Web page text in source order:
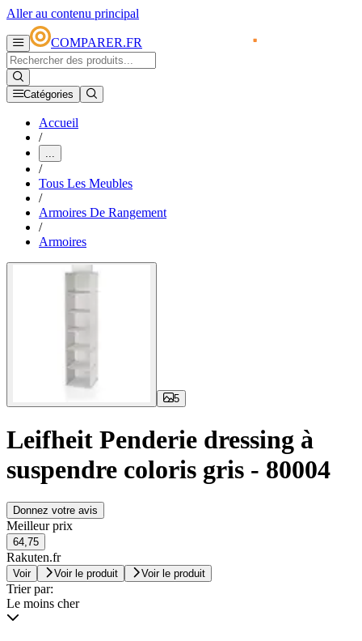
Aller au contenu principal
COMPARER.FR
Catégories
Accueil
/
...
/
Tous Les Meubles
/
Armoires De Rangement
/
Armoires
5
Leifheit Penderie dressing à
suspendre coloris gris - 80004
Donnez votre avis
Meilleur prix
64,75
Rakuten.fr
Voir Voir le produit Voir le produit
Trier par:
Le moins cher